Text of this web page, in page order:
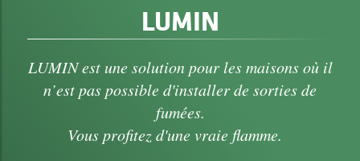
LUMIN
LUMIN est une solution pour les maisons où il
n’est pas possible d'installer de sorties de
fumées.
Vous profitez d'une vraie flamme.